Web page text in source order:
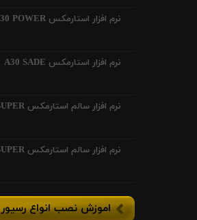
نرم افزار استارمکس A30 POWER
نرم افزار استارمکس A30 SADE
نرم افزار سالم استارمکس X100 SUPER
نرم افزار سالم استارمکس X20 SUPER
اموزش نصب انواع رسیور